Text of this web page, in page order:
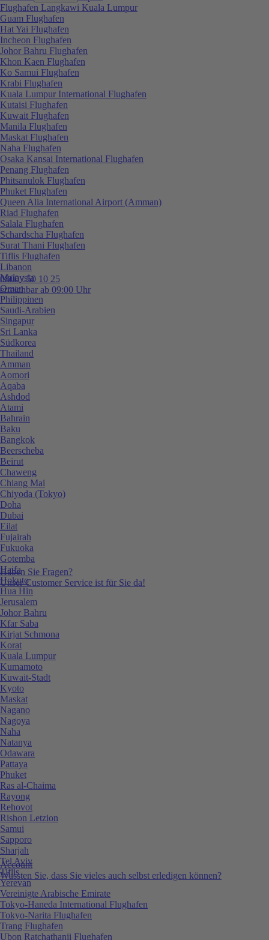
0800 / 50 10 25
erreichbar ab 09:00 Uhr
Haben Sie Fragen?
Unser Customer Service ist für Sie da!
Account
Wussten Sie, dass Sie vieles auch selbst erledigen können?
Flughafen Langkawi Kuala Lumpur
Guam Flughafen
Hat Yai Flughafen
Incheon Flughafen
Johor Bahru Flughafen
Khon Kaen Flughafen
Ko Samui Flughafen
Krabi Flughafen
Kuala Lumpur International Flughafen
Kutaisi Flughafen
Kuwait Flughafen
Manila Flughafen
Maskat Flughafen
Naha Flughafen
Osaka Kansai International Flughafen
Penang Flughafen
Phitsanulok Flughafen
Phuket Flughafen
Queen Alia International Airport (Amman)
Riad Flughafen
Salala Flughafen
Schardscha Flughafen
Surat Thani Flughafen
Tiflis Flughafen
Libanon
Malaysia
Oman
Philippinen
Saudi-Arabien
Singapur
Sri Lanka
Südkorea
Thailand
Amman
Aomori
Aqaba
Ashdod
Atami
Bahrain
Baku
Bangkok
Beerscheba
Beirut
Chaweng
Chiang Mai
Chiyoda (Tokyo)
Doha
Dubai
Eilat
Fujairah
Fukuoka
Gotemba
Haifa
Hokuto
Hua Hin
Jerusalem
Johor Bahru
Kfar Saba
Kirjat Schmona
Korat
Kuala Lumpur
Kumamoto
Kuwait-Stadt
Kyoto
Maskat
Nagano
Nagoya
Naha
Natanya
Odawara
Pattaya
Phuket
Ras al-Chaima
Rayong
Rehovot
Rishon Letzion
Samui
Sapporo
Sharjah
Tel Aviv
Tiflis
Yerevan
Vereinigte Arabische Emirate
Tokyo-Haneda International Flughafen
Tokyo-Narita Flughafen
Trang Flughafen
Ubon Ratchathanii Flughafen